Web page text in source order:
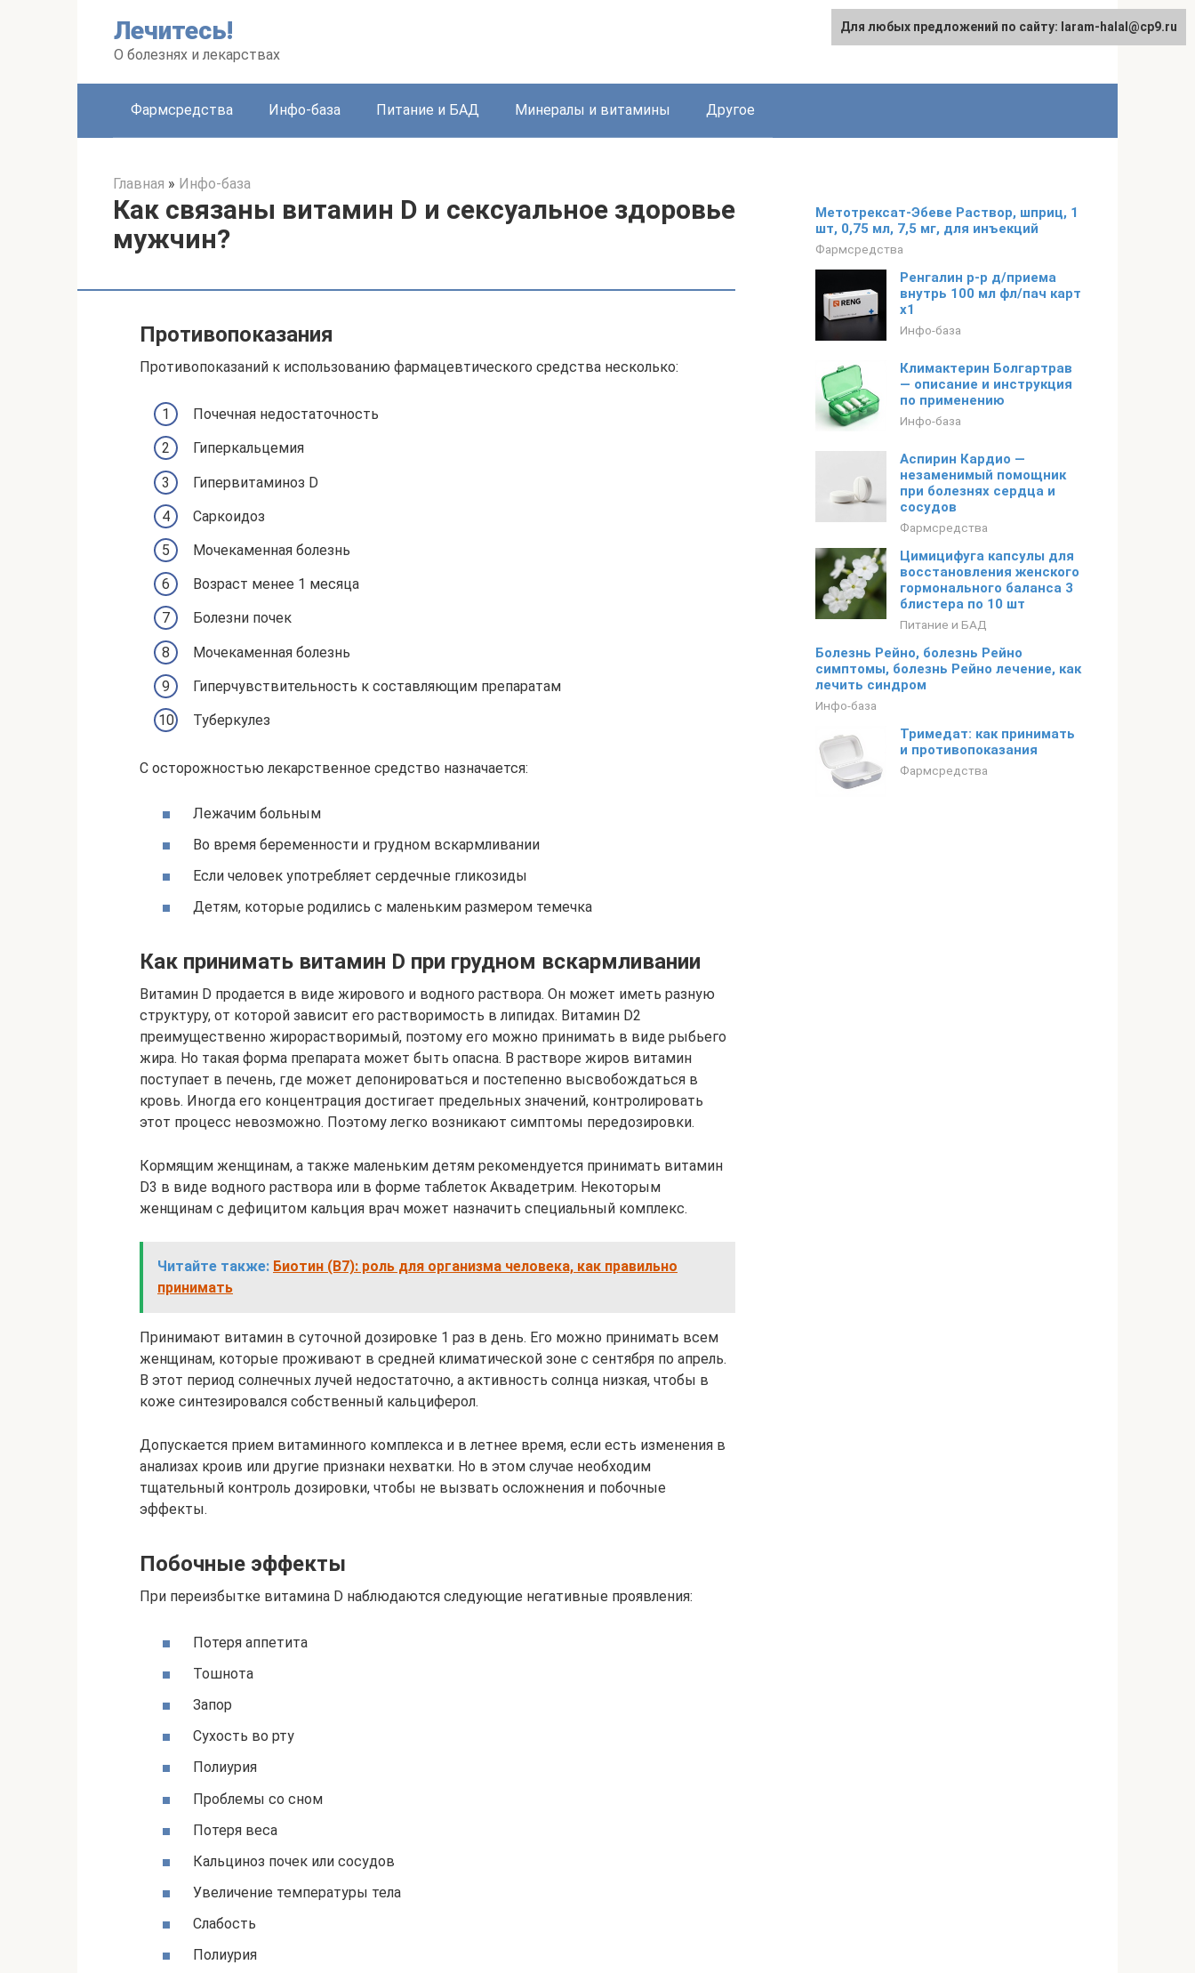
Лечитесь!
О болезнях и лекарствах
Фармсредства Инфо-база Питание и БАД Минералы и витамины Другое
Главная » Инфо-база
Как связаны витамин D и сексуальное здоровье
мужчин?
Противопоказания
Противопоказаний к использованию фармацевтического средства несколько:
Почечная недостаточность
Гиперкальцемия
Гипервитаминоз D
Саркоидоз
Мочекаменная болезнь
Возраст менее 1 месяца
Болезни почек
Мочекаменная болезнь
Гиперчувствительность к составляющим препаратам
Туберкулез
С осторожностью лекарственное средство назначается:
Лежачим больным
Во время беременности и грудном вскармливании
Если человек употребляет сердечные гликозиды
Детям, которые родились с маленьким размером темечка
Как принимать витамин D при грудном вскармливании
Витамин D продается в виде жирового и водного раствора. Он может иметь разную
структуру, от которой зависит его растворимость в липидах. Витамин D2
преимущественно жирорастворимый, поэтому его можно принимать в виде рыбьего
жира. Но такая форма препарата может быть опасна. В растворе жиров витамин
поступает в печень, где может депонироваться и постепенно высвобождаться в
кровь. Иногда его концентрация достигает предельных значений, контролировать
этот процесс невозможно. Поэтому легко возникают симптомы передозировки.
Кормящим женщинам, а также маленьким детям рекомендуется принимать витамин
D3 в виде водного раствора или в форме таблеток Аквадетрим. Некоторым
женщинам с дефицитом кальция врач может назначить специальный комплекс.
Читайте также: Биотин (B7): роль для организма человека, как правильно
принимать
Принимают витамин в суточной дозировке 1 раз в день. Его можно принимать всем
женщинам, которые проживают в средней климатической зоне с сентября по апрель.
В этот период солнечных лучей недостаточно, а активность солнца низкая, чтобы в
коже синтезировался собственный кальциферол.
Допускается прием витаминного комплекса и в летнее время, если есть изменения в
анализах кроив или другие признаки нехватки. Но в этом случае необходим
тщательный контроль дозировки, чтобы не вызвать осложнения и побочные
эффекты.
Побочные эффекты
При переизбытке витамина D наблюдаются следующие негативные проявления:
Потеря аппетита
Тошнота
Запор
Сухость во рту
Полиурия
Проблемы со сном
Потеря веса
Кальциноз почек или сосудов
Увеличение температуры тела
Слабость
Полиурия
Метотрексат-Эбеве Раствор, шприц, 1
шт, 0,75 мл, 7,5 мг, для инъекций
Фармсредства
Ренгалин р-р д/приема
внутрь 100 мл фл/пач карт
x1
Инфо-база
Климактерин Болгартрав
— описание и инструкция
по применению
Инфо-база
Аспирин Кардио —
незаменимый помощник
при болезнях сердца и
сосудов
Фармсредства
Цимицифуга капсулы для
восстановления женского
гормонального баланса 3
блистера по 10 шт
Питание и БАД
Болезнь Рейно, болезнь Рейно
симптомы, болезнь Рейно лечение, как
лечить синдром
Инфо-база
Тримедат: как принимать
и противопоказания
Фармсредства
Для любых предложений по сайту: laram-halal@cp9.ru